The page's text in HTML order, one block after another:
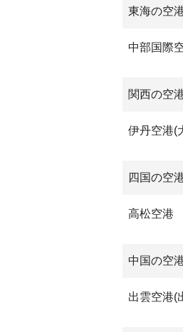
東海の空
中部国際
関西の空
伊丹空港(
四国の空
高松空港
中国の空
出雲空港(